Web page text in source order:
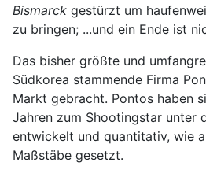
Bismarck gestürzt um
zu bringen; ...und ein Ende ist
Das bisher größte und
Südkorea stammende Firma
Markt gebracht. Pontos haben
Jahren zum Shootingstar unter
entwickelt und quantitativ, wie
Maßstäbe gesetzt.